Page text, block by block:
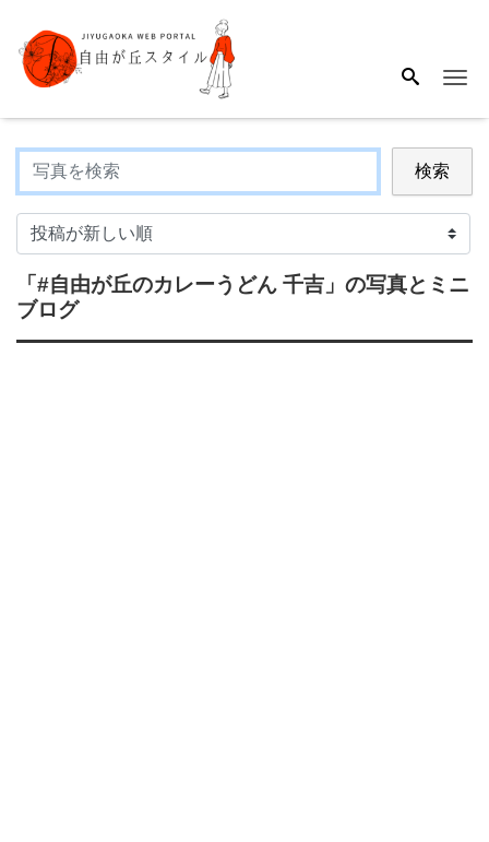
検索
「#自由が丘のカレーうどん 千吉」 の写真とミニ
ブログ